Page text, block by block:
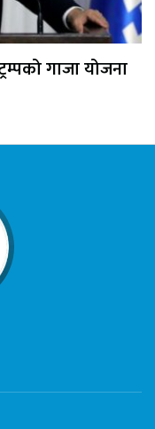
गाजा योजना